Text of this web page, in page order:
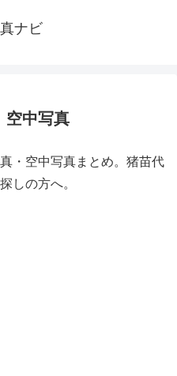
ナビ
空中写真
・空中写真まとめ。猪苗代
しの方へ。